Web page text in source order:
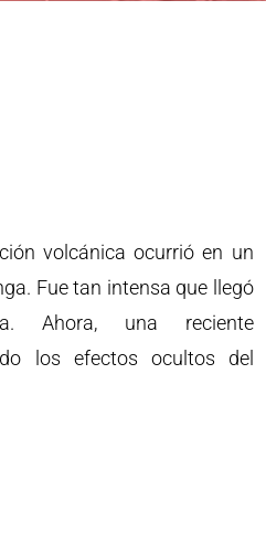
volcánica ocurrió en un
Fue tan intensa que llegó
Ahora, una reciente
los efectos ocultos del